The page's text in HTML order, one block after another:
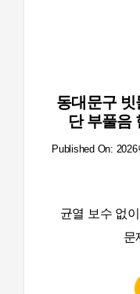
동대문구
단 부풀음
Published On:
균열 보수 없
문